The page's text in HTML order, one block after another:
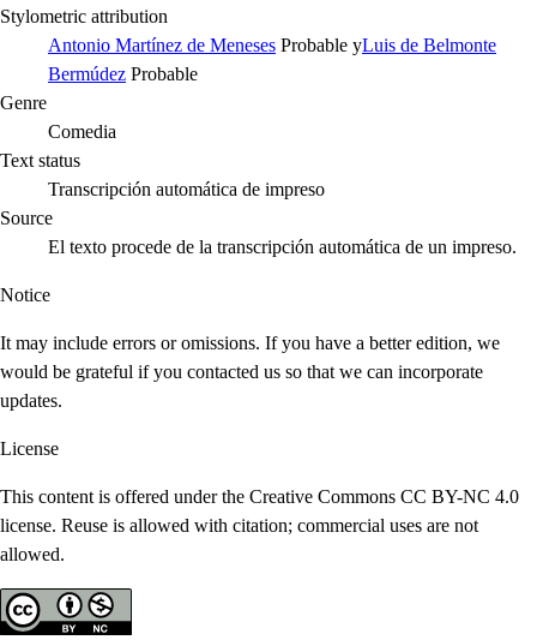
Stylometric attribution
Antonio Martínez de Meneses Probable yLuis de Belmonte
Bermúdez Probable
Genre
Comedia
Text status
Transcripción automática de impreso
Source
El texto procede de la transcripción automática de un impreso.
Notice
It may include errors or omissions. If you have a better edition, we
would be grateful if you contacted us so that we can incorporate
updates.
License
This content is offered under the Creative Commons CC BY-NC 4.0
license. Reuse is allowed with citation; commercial uses are not
allowed.